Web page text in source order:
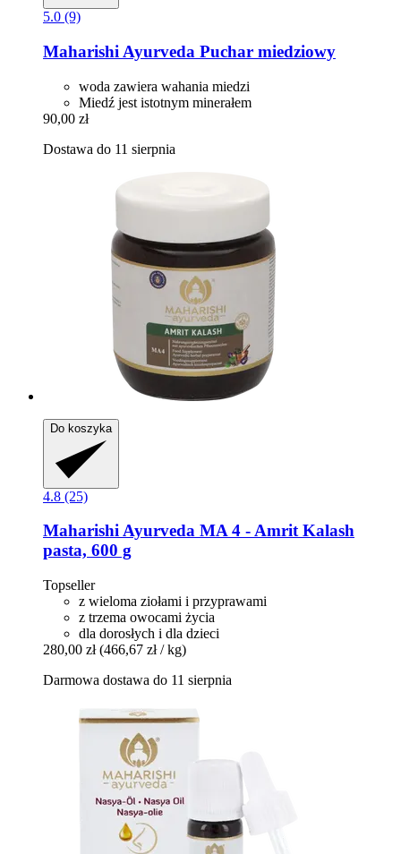
5.0 (9)
Maharishi Ayurveda Puchar miedziowy
woda zawiera wahania miedzi
Miedź jest istotnym minerałem
90,00 zł
Dostawa do 11 sierpnia
Do koszyka
4.8 (25)
Maharishi Ayurveda MA 4 -​ Amrit Kalash
pasta, 600 g
Topseller
z wieloma ziołami i przyprawami
z trzema owocami życia
dla dorosłych i dla dzieci
280,00 zł (466,67 zł / kg)
Darmowa dostawa do 11 sierpnia